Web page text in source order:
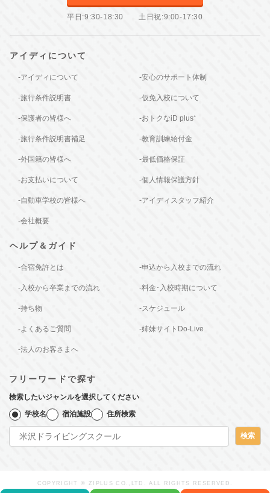
平日:9:30-18:30 土日祝:9:00-17:30
アイディについて
-アイディについて -安心のサポート体制
-旅行条件説明書 -仮免入校について
-保護者の皆様へ -おトクなiD plus⁺
-旅行条件説明書補足 -教育訓練給付金
-外国籍の皆様へ -最低価格保証
-お支払いについて -個人情報保護方針
-自動車学校の皆様へ -アイディスタッフ紹介
-会社概要
ヘルプ＆ガイド
-合宿免許とは -申込から入校までの流れ
-入校から卒業までの流れ -料金･入校時期について
-持ち物 -スケジュール
-よくあるご質問 -姉妹サイトDo-Live
-法人のお客さまへ
フリーワードで探す
検索したいジャンルを選択してください
学校名 宿泊施設 住所検索
検索
COPYRIGHT © ZIPLUS CO.,LTD. ALL RIGHTS RESERVED.